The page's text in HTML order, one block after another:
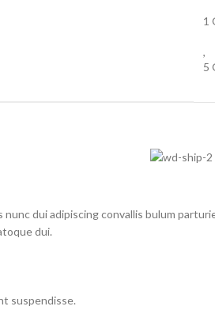
1
,
5
dui adipiscing convallis bulum
dui.
suspendisse.